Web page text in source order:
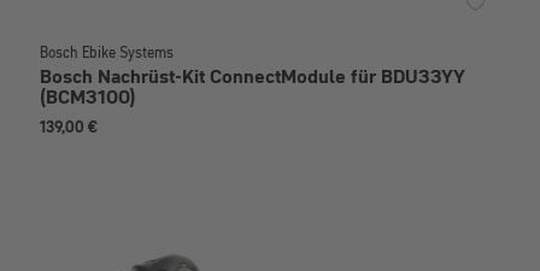
Bosch Ebike Systems
Bosch Nachrüst-Kit ConnectModule für BDU33YY
(BCM3100)
139,00 €